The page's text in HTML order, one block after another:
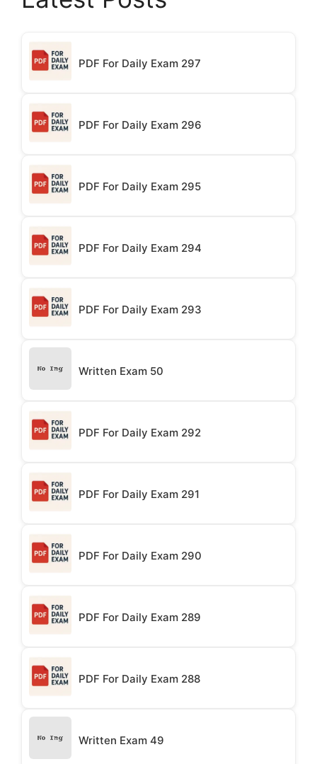
PDF For Daily Exam 297
PDF For Daily Exam 296
PDF For Daily Exam 295
PDF For Daily Exam 294
PDF For Daily Exam 293
Written Exam 50
PDF For Daily Exam 292
PDF For Daily Exam 291
PDF For Daily Exam 290
PDF For Daily Exam 289
PDF For Daily Exam 288
Written Exam 49